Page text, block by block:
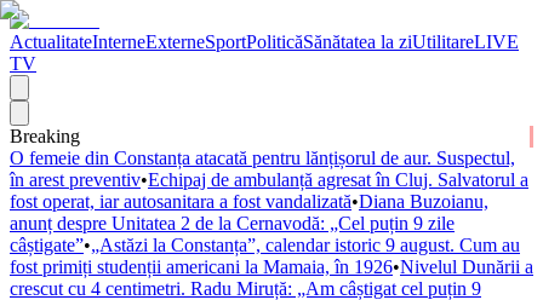
ActualitateInterneExterneSportPoliticăSănătatea la ziUtilitareLIVE
TV
Breaking
O femeie din Constanța atacată pentru lănțișorul de aur. Suspectul,
în arest preventiv•Echipaj de ambulanță agresat în Cluj. Salvatorul a
fost operat, iar autosanitara a fost vandalizată•Diana Buzoianu,
anunț despre Unitatea 2 de la Cernavodă: „Cel puțin 9 zile
câștigate”•„Astăzi la Constanța”, calendar istoric 9 august. Cum au
fost primiți studenții americani la Mamaia, în 1926•Nivelul Dunării a
crescut cu 4 centimetri. Radu Miruță: „Am câștigat cel puțin 9